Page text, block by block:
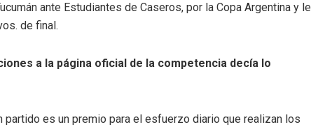
ante Estudiantes de Caseros, por la Copa Argentina y le
de final.
a la página oficial de la competencia decía lo
partido es un premio para el esfuerzo diario que realizan los